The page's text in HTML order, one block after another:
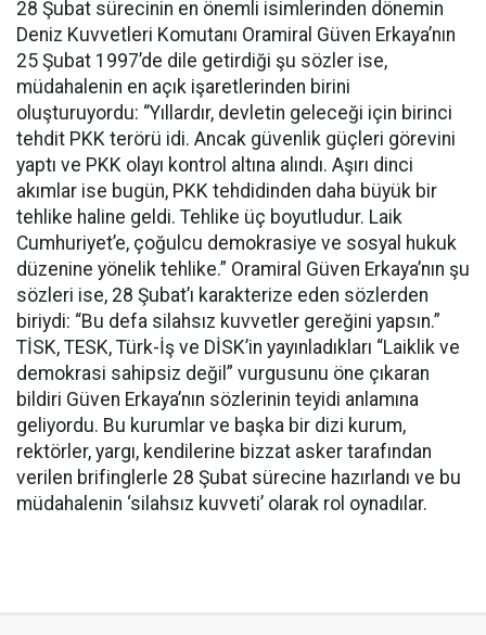
28 Şubat sürecinin en önemli isimlerinden dönemin
Deniz Kuvvetleri Komutanı Oramiral Güven Erkaya’nın
25 Şubat 1997’de dile getirdiği şu sözler ise,
müdahalenin en açık işaretlerinden birini
oluşturuyordu: “Yıllardır, devletin geleceği için birinci
tehdit PKK terörü idi. Ancak güvenlik güçleri görevini
yaptı ve PKK olayı kontrol altına alındı. Aşırı dinci
akımlar ise bugün, PKK tehdidinden daha büyük bir
tehlike haline geldi. Tehlike üç boyutludur. Laik
Cumhuriyet’e, çoğulcu demokrasiye ve sosyal hukuk
düzenine yönelik tehlike.” Oramiral Güven Erkaya’nın şu
sözleri ise, 28 Şubat’ı karakterize eden sözlerden
biriydi: “Bu defa silahsız kuvvetler gereğini yapsın.”
TİSK, TESK, Türk-İş ve DİSK’in yayınladıkları “Laiklik ve
demokrasi sahipsiz değil” vurgusunu öne çıkaran
bildiri Güven Erkaya’nın sözlerinin teyidi anlamına
geliyordu. Bu kurumlar ve başka bir dizi kurum,
rektörler, yargı, kendilerine bizzat asker tarafından
verilen brifinglerle 28 Şubat sürecine hazırlandı ve bu
müdahalenin ‘silahsız kuvveti’ olarak rol oynadılar.